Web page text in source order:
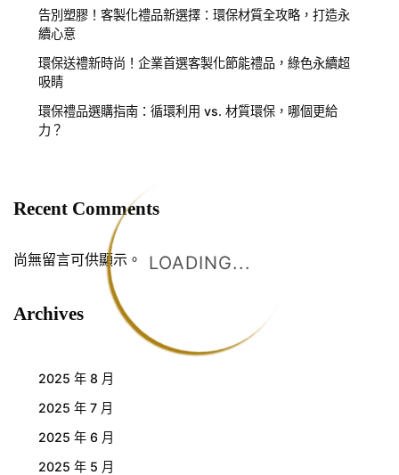
LOADING...
告別塑膠！客製化禮品新選擇：環保材質全攻略，打造永
續心意
環保送禮新時尚！企業首選客製化節能禮品，綠色永續超
吸睛
環保禮品選購指南：循環利用 vs. 材質環保，哪個更給
力？
Recent Comments
尚無留言可供顯示。
Archives
2025 年 8 月
2025 年 7 月
2025 年 6 月
2025 年 5 月